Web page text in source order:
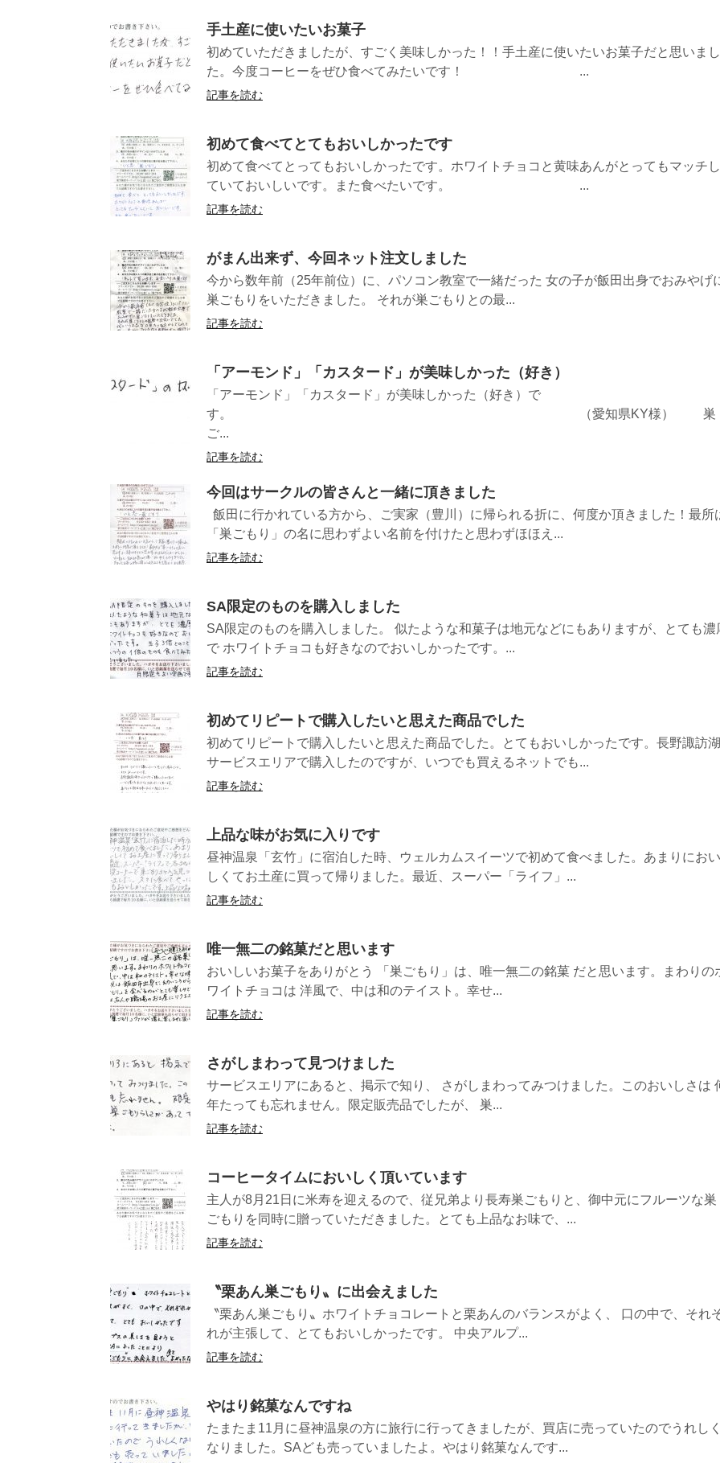
手土産に使いたいお菓子
初めていただきましたが、すごく美味しかった！！手土産に使いたいお菓子だと思いまし
た。今度コーヒーをぜひ食べてみたいです！ ...
記事を読む
初めて食べてとてもおいしかったです
初めて食べてとってもおいしかったです。ホワイトチョコと黄味あんがとってもマッチし
ていておいしいです。また食べたいです。 ...
記事を読む
がまん出来ず、今回ネット注文しました
今から数年前（25年前位）に、パソコン教室で一緒だった 女の子が飯田出身でおみやげ
巣ごもりをいただきました。 それが巣ごもりとの最...
記事を読む
「アーモンド」「カスタード」が美味しかった（好き）
「アーモンド」「カスタード」が美味しかった（好き）で
す。 （愛知県KY様） 巣
ご...
記事を読む
今回はサークルの皆さんと一緒に頂きました
飯田に行かれている方から、ご実家（豊川）に帰られる折に、何度か頂きました！最所
「巣ごもり」の名に思わずよい名前を付けたと思わずほほえ...
記事を読む
SA限定のものを購入しました
SA限定のものを購入しました。 似たような和菓子は地元などにもありますが、とても濃
で ホワイトチョコも好きなのでおいしかったです。...
記事を読む
初めてリピートで購入したいと思えた商品でした
初めてリピートで購入したいと思えた商品でした。とてもおいしかったです。長野諏訪湖
サービスエリアで購入したのですが、いつでも買えるネットでも...
記事を読む
上品な味がお気に入りです
昼神温泉「玄竹」に宿泊した時、ウェルカムスイーツで初めて食べました。あまりにおい
しくてお土産に買って帰りました。最近、スーパー「ライフ」...
記事を読む
唯一無二の銘菓だと思います
おいしいお菓子をありがとう 「巣ごもり」は、唯一無二の銘菓 だと思います。まわりの
ワイトチョコは 洋風で、中は和のテイスト。幸せ...
記事を読む
さがしまわって見つけました
サービスエリアにあると、掲示で知り、 さがしまわってみつけました。このおいしさは
年たっても忘れません。限定販売品でしたが、 巣...
記事を読む
コーヒータイムにおいしく頂いています
主人が8月21日に米寿を迎えるので、従兄弟より長寿巣ごもりと、御中元にフルーツな巣
ごもりを同時に贈っていただきました。とても上品なお味で、...
記事を読む
〝栗あん巣ごもり〟に出会えました
〝栗あん巣ごもり〟ホワイトチョコレートと栗あんのバランスがよく、 口の中で、それ
れが主張して、とてもおいしかったです。 中央アルプ...
記事を読む
やはり銘菓なんですね
たまたま11月に昼神温泉の方に旅行に行ってきましたが、買店に売っていたのでうれし
なりました。SAども売っていましたよ。やはり銘菓なんです...